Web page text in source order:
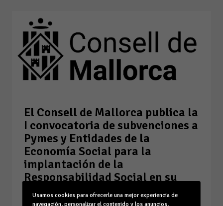
El Consell de Mallorca publica la
I convocatoria de subvenciones a
Pymes y Entidades de la
Economía Social para la
implantación de la
Responsabilidad Social en su
gestión en el año 2026.
23-03-26
Usamos cookies para ofrecerle una mejor experiencia de
navegación, personalizar el contenido y los anuncios,